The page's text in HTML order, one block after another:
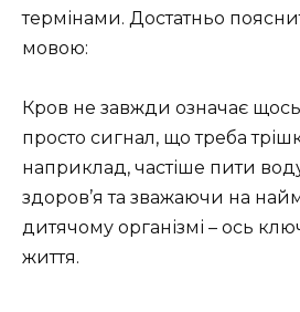
термінами. Достатньо
мовою:
Кров не завжди означає
просто сигнал, що треба
наприклад, частіше пити
здоров’я та зважаючи на
дитячому організмі – ось
життя.